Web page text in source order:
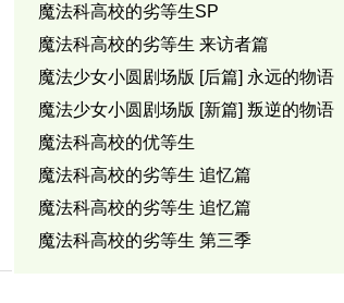
魔法科高校的劣等生SP
魔法科高校的劣等生 来访者篇
魔法少女小圆剧场版 [后篇] 永远的物语
魔法少女小圆剧场版 [新篇] 叛逆的物语
魔法科高校的优等生
魔法科高校的劣等生 追忆篇
魔法科高校的劣等生 追忆篇
魔法科高校的劣等生 第三季